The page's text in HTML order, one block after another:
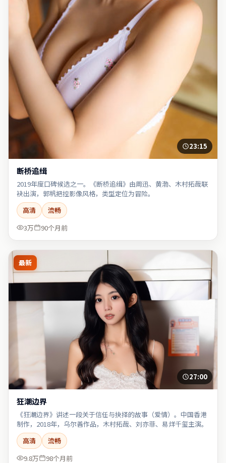
23:15
断桥追缉
2019年度口碑候选之一。《断桥追缉》由周迅、黄渤、木村拓哉联
袂出演，郭帆把控影像风格，类型定位为冒险。
高清
流畅
3万
90个月前
最新
27:00
狂潮边界
《狂潮边界》讲述一段关于信任与抉择的故事（爱情）。中国香港
制作，2018年，乌尔善作品，木村拓哉、刘亦菲、易烊千玺主演。
高清
流畅
9.8万
98个月前